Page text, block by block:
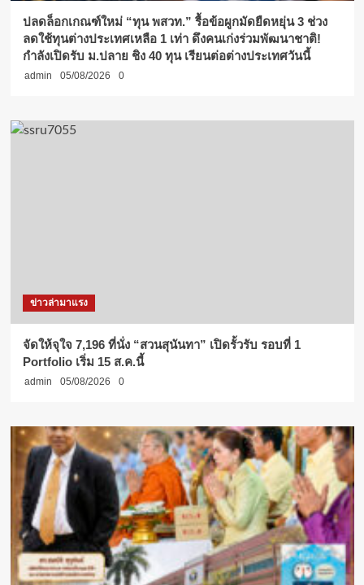
ปลดล็อกเกณฑ์ใหม่ “ทุน พสวท.” รื้อข้อผูกมัดยืดหยุ่น 3 ช่วง
ลดใช้ทุนต่างประเทศเหลือ 1 เท่า ดึงคนเก่งร่วมพัฒนาชาติ!
กำลังเปิดรับ ม.ปลาย ชิง 40 ทุน เรียนต่อต่างประเทศวันนี้
admin 05/08/2026 0
ข่าวล่ามาแรง
จัดให้จุใจ 7,196 ที่นั่ง “สวนสุนันทา” เปิดรั้วรับ รอบที่ 1
Portfolio เริ่ม 15 ส.ค.นี้
admin 05/08/2026 0